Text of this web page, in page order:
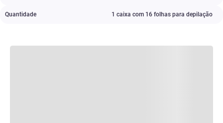
Quantidade 1 caixa com 16 folhas para depilação